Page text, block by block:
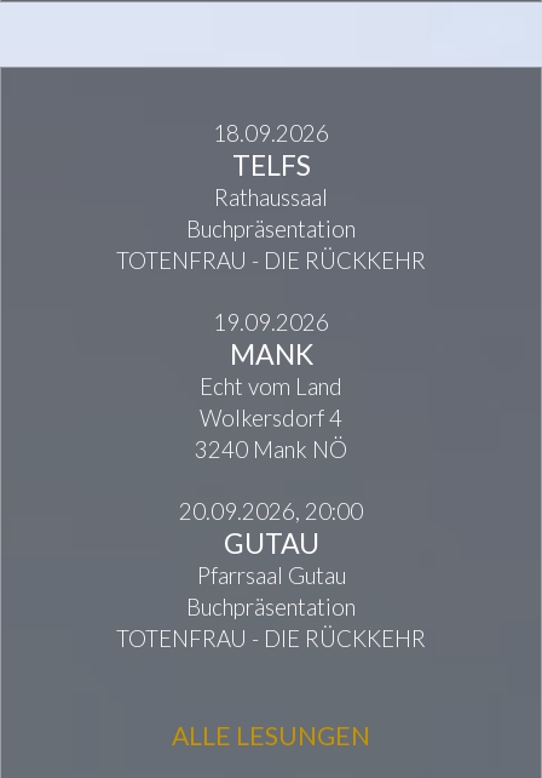
18.09.2026
TELFS
Rathaussaal
Buchpräsentation
TOTENFRAU - DIE RÜCKKEHR
19.09.2026
MANK
Echt vom Land
Wolkersdorf 4
3240 Mank NÖ
20.09.2026, 20:00
GUTAU
Pfarrsaal Gutau
Buchpräsentation
TOTENFRAU - DIE RÜCKKEHR
ALLE LESUNGEN